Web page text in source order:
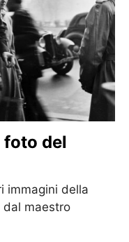
foto del
immagini della
maestro